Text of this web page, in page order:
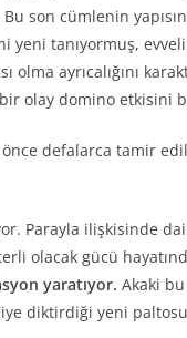
son cümlenin
yeni tanıyormuş,
ayrıcalığını
olay domino etkisini
defalarca tamir
Parayla ilişkisinde
olacak gücü
yaratıyor. Akaki
diktirdiği yeni